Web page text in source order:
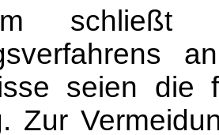
schließt
seien die
Zur